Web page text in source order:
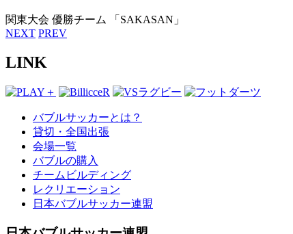
関東大会 優勝チーム 「SAKASAN」
NEXT PREV
LINK
バブルサッカーとは？
貸切・全国出張
会場一覧
バブルの購入
チームビルディング
レクリエーション
日本バブルサッカー連盟